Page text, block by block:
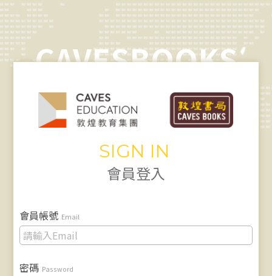
CAVESBOOKS
SIGN IN
會員登入
會員帳號 Email
密碼 Password